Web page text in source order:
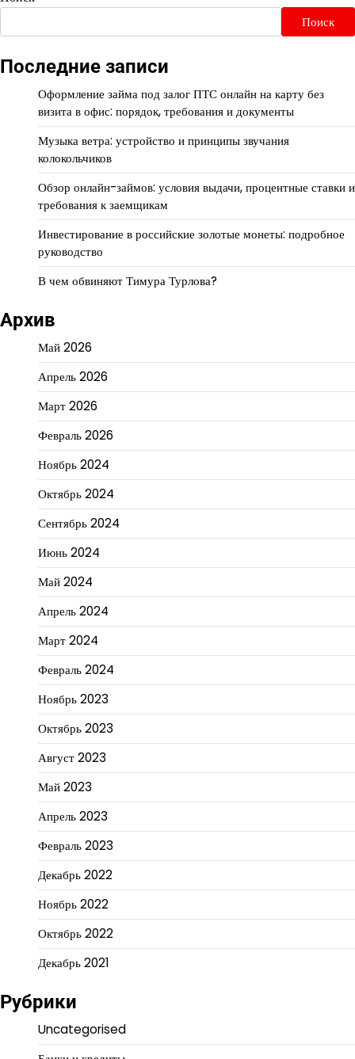
Поиск
Последние записи
Оформление займа под залог ПТС онлайн на карту без
визита в офис: порядок, требования и документы
Музыка ветра: устройство и принципы звучания
колокольчиков
Обзор онлайн-займов: условия выдачи, процентные ставки и
требования к заемщикам
Инвестирование в российские золотые монеты: подробное
руководство
В чем обвиняют Тимура Турлова?
Архив
Май 2026
Апрель 2026
Март 2026
Февраль 2026
Ноябрь 2024
Октябрь 2024
Сентябрь 2024
Июнь 2024
Май 2024
Апрель 2024
Март 2024
Февраль 2024
Ноябрь 2023
Октябрь 2023
Август 2023
Май 2023
Апрель 2023
Февраль 2023
Декабрь 2022
Ноябрь 2022
Октябрь 2022
Декабрь 2021
Рубрики
Uncategorised